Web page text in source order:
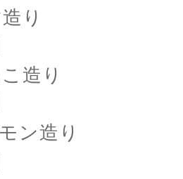
す造り
こ造り
モン造り